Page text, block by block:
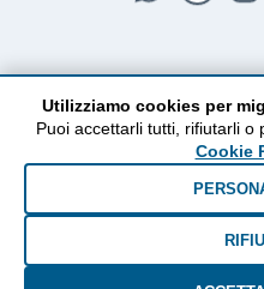
Dal 2010 ad oggi •
Utilizziamo cookies per
Puoi accettarli tutti, rifiutarli o
Cookie